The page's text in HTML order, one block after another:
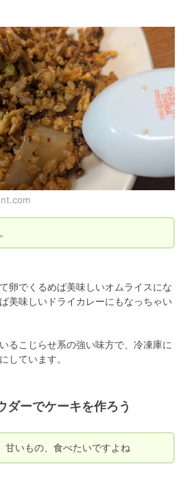
卵でくるめば美味しいオムライスにな
美味しいドライカレーにもなっちゃい
るこじらせ系の強い味方で、冷凍庫に
しています。
ーでケーキを作ろう
甘いもの、食べたいですよね